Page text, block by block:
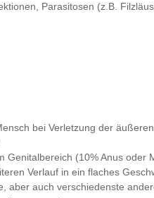
Parasitosen (z.B.
bei Verletzung der
Genitalbereich (10% Anus oder
Verlauf in ein flaches
aber auch verschiedenste